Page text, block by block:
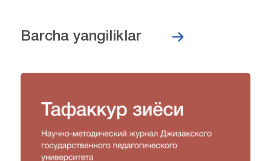
Barcha yangiliklar